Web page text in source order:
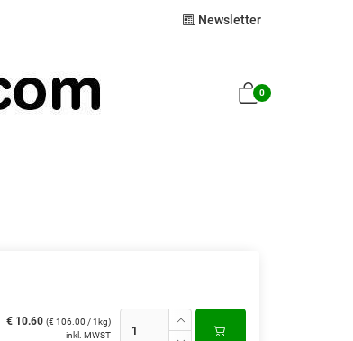
Newsletter
0
€ 10.60 (€ 106.00 / 1kg)
inkl. MWST